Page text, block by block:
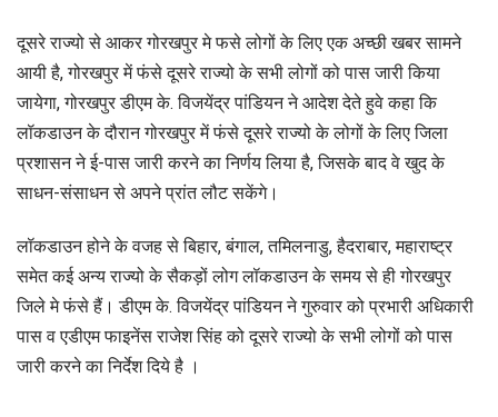
दूसरे राज्यो से आकर गोरखपुर मे फसे लोगों के लिए एक अच्छी खबर सामने
आयी है, गोरखपुर में फंसे दूसरे राज्यो के सभी लोगों को पास जारी किया
जायेगा, गोरखपुर डीएम के. विजयेंद्र पांडियन ने आदेश देते हुवे कहा कि
लॉकडाउन के दौरान गोरखपुर में फंसे दूसरे राज्यो के लोगों के लिए जिला
प्रशासन ने ई-पास जारी करने का निर्णय लिया है, जिसके बाद वे खुद के
साधन-संसाधन से अपने प्रांत लौट सकेंगे।
लॉकडाउन होने के वजह से बिहार, बंगाल, तमिलनाडु, हैदराबार, महाराष्ट्र
समेत कई अन्य राज्यो के सैकड़ों लोग लॉकडाउन के समय से ही गोरखपुर
जिले मे फंसे हैं। डीएम के. विजयेंद्र पांडियन ने गुरुवार को प्रभारी अधिकारी
पास व एडीएम फाइनेंस राजेश सिंह को दूसरे राज्यो के सभी लोगों को पास
जारी करने का निर्देश दिये है ।